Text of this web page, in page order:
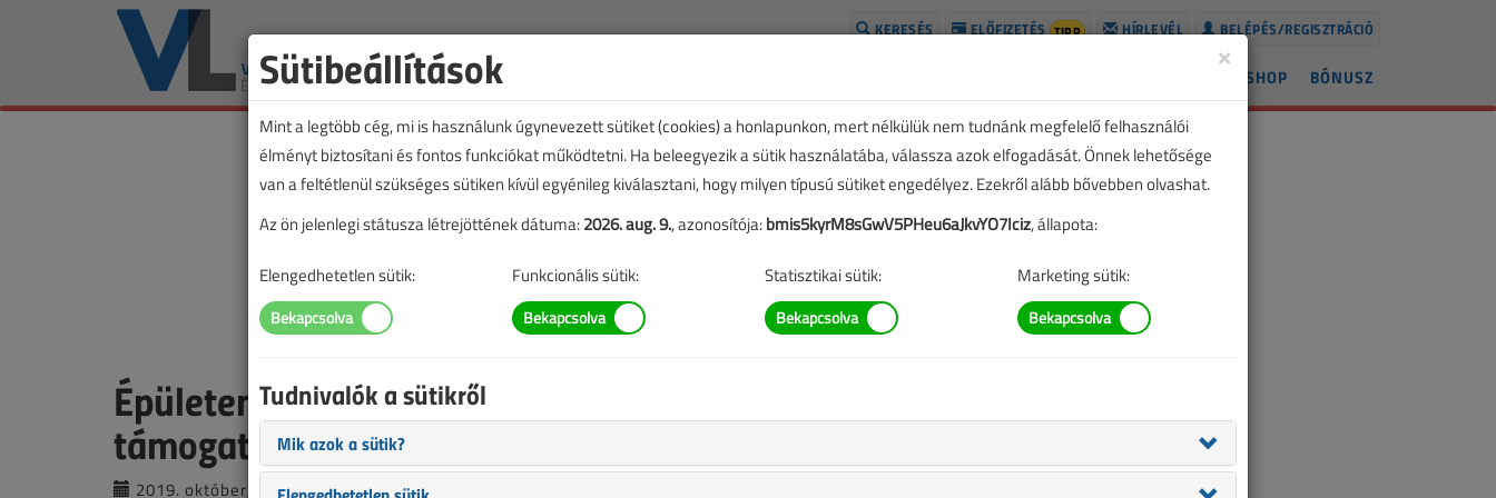
BELÉPÉS/REGISZTRÁCIÓ
HÍRLEVÉL
ELŐFIZETÉS TIPP
KERESÉS
BÓNUSZ
SHOP
Épületenergetikai fejlesztésre igényelhető
támogatás
2019. október 14. | VL online |
3001 |
×
Sütibeállítások
Mint a legtöbb cég, mi is használunk úgynevezett sütiket (cookies) a honlapunkon, mert nélkülük nem tudnánk megfelelő felhasználói
élményt biztosítani és fontos funkciókat működtetni. Ha beleegyezik a sütik használatába, válassza azok elfogadását. Önnek lehetősége
van a feltétlenül szükséges sütiken kívül egyénileg kiválasztani, hogy milyen típusú sütiket engedélyez. Ezekről alább bővebben olvashat.
Az ön jelenlegi státusza létrejöttének dátuma:2026. aug. 9., azonosítója:bmis5kyrM8sGwV5PHeu6aJkvYO7Iciz, állapota:
Elengedhetetlen sütik: Funkcionális sütik: Statisztikai sütik: Marketing sütik:
Tudnivalók a sütikről
Mik azok a sütik?